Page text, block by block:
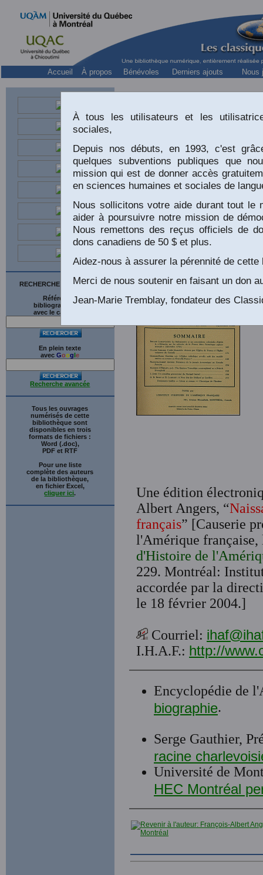
Accueil À propos Bénévoles Derniers ajouts Nous
RECHERCHE SUR LE SITE
Références
bibliographiques
avec le catalogue
En plein texte
avecGoogle
Recherche avancée
Tous les ouvrages
numérisés de cette
bibliothèque sont
disponibles en trois
formats de fichiers :
Word (.doc),
PDF et RTF
Pour une liste
complète des auteurs
de la bibliothèque,
en fichier Excel,
cliquer ici.
Professeur
Une édition
Albert Angers, “
français” [Causerie
l'Amérique
d'Histoire de
229. Montréal:
accordée par la
le 18 février 2004.]
Courriel:
I.H.A.F.: http://
Encyclopédie de
biographie.
Serge Gauthier,
racine
Université de
HEC Montréal
À tous les utilisateurs et les
sociales,
Depuis nos débuts, en 1993, c'est
quelques subventions publiques que
mission qui est de donner accès
en sciences humaines et sociales de
Nous sollicitons votre aide durant tout le
aider à poursuivre notre mission de
Nous remettons des reçus officiels de
dons canadiens de 50 $ et plus.
Aidez-nous à assurer la pérennité de
Merci de nous soutenir en faisant un don
Jean-Marie Tremblay, fondateur des